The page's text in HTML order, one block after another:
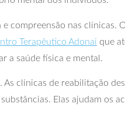
compreensão nas clínicas.
Terapêutico Adonai que
a saúde física e mental.
clínicas de reabilitação
Elas ajudam os